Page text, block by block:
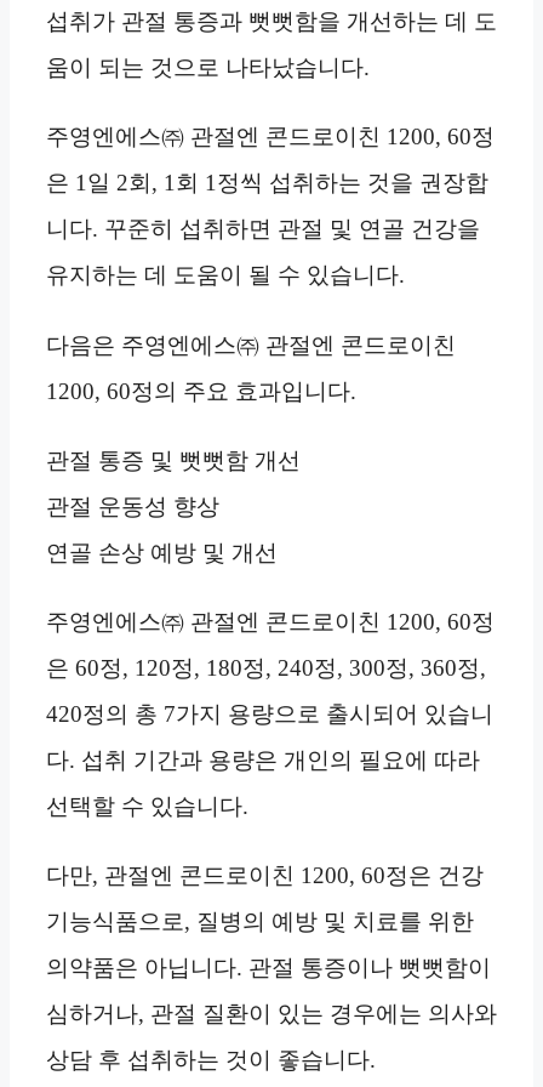
섭취가 관절 통증과 뻣뻣함을 개선하는 데 도
움이 되는 것으로 나타났습니다.
주영엔에스㈜ 관절엔 콘드로이친 1200, 60정
은 1일 2회, 1회 1정씩 섭취하는 것을 권장합
니다. 꾸준히 섭취하면 관절 및 연골 건강을
유지하는 데 도움이 될 수 있습니다.
다음은 주영엔에스㈜ 관절엔 콘드로이친
1200, 60정의 주요 효과입니다.
관절 통증 및 뻣뻣함 개선
관절 운동성 향상
연골 손상 예방 및 개선
주영엔에스㈜ 관절엔 콘드로이친 1200, 60정
은 60정, 120정, 180정, 240정, 300정, 360정,
420정의 총 7가지 용량으로 출시되어 있습니
다. 섭취 기간과 용량은 개인의 필요에 따라
선택할 수 있습니다.
다만, 관절엔 콘드로이친 1200, 60정은 건강
기능식품으로, 질병의 예방 및 치료를 위한
의약품은 아닙니다. 관절 통증이나 뻣뻣함이
심하거나, 관절 질환이 있는 경우에는 의사와
상담 후 섭취하는 것이 좋습니다.